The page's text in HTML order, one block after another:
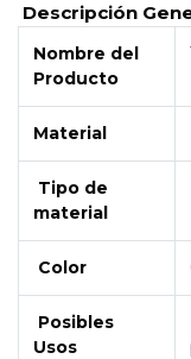
Descripción
Nombre del
Producto
Material
Tipo de
material
Color
Posibles
Usos